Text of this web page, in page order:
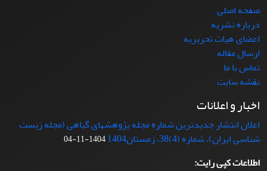
صفحه اصلی
درباره نشریه
اعضای هیات تحریریه
ارسال مقاله
تماس با ما
نقشه سایت
اخبار و اعلانات
اعلان انتشار جدیدترین شماره مجله پژوهشهای گیاهی (مجله زیست
شناسی ایران)، شماره (4)38، زمستان1404
1404-11-04
اطلاعات کپی رایت: